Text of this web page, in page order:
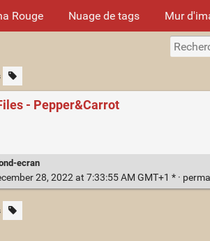
Rouge Nuage de tags Mur
- Pepper&Carrot
ecran
28, 2022 at 7:33:55 AM GMT+1 * ·